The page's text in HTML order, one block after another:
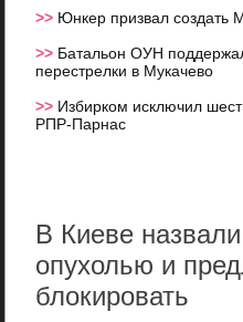
>> Юнкер призвал создать
>> Батальон ОУН
перестрелки в Мукачево
>> Избирком исключил
РПР-Парнас
В Киеве
опухолью и
блокировать